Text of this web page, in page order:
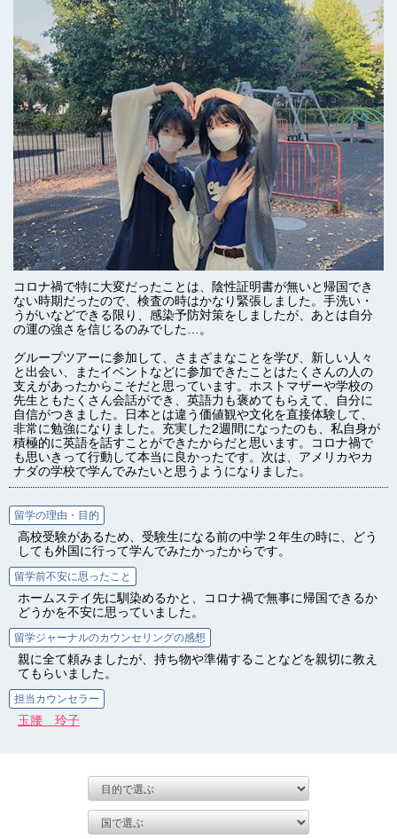
コロナ禍で特に大変だったことは、陰性証明書が無いと帰国でき
ない時期だったので、検査の時はかなり緊張しました。手洗い・
うがいなどできる限り、感染予防対策をしましたが、あとは自分
の運の強さを信じるのみでした…。
グループツアーに参加して、さまざまなことを学び、新しい人々
と出会い、またイベントなどに参加できたことはたくさんの人の
支えがあったからこそだと思っています。ホストマザーや学校の
先生ともたくさん会話ができ、英語力も褒めてもらえて、自分に
自信がつきました。日本とは違う価値観や文化を直接体験して、
非常に勉強になりました。充実した2週間になったのも、私自身が
積極的に英語を話すことができたからだと思います。コロナ禍で
も思いきって行動して本当に良かったです。次は、アメリカやカ
ナダの学校で学んでみたいと思うようになりました。
留学の理由・目的
高校受験があるため、受験生になる前の中学２年生の時に、どう
しても外国に行って学んでみたかったからです。
留学前不安に思ったこと
ホームステイ先に馴染めるかと、コロナ禍で無事に帰国できるか
どうかを不安に思っていました。
留学ジャーナルのカウンセリングの感想
親に全て頼みましたが、持ち物や準備することなどを親切に教え
てもらいました。
担当カウンセラー
玉腰 玲子